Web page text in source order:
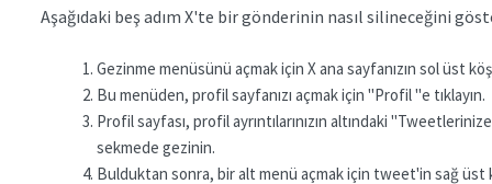
Aşağıdaki beş adım X'te bir gönderinin nasıl silineceğini
Gezinme menüsünü açmak için X ana sayfanızın sol üst
Bu menüden, profil sayfanızı açmak için "Profil "e tıklayın.
Profil sayfası, profil ayrıntılarınızın altındaki
sekmede gezinin.
Bulduktan sonra, bir alt menü açmak için tweet'in sağ